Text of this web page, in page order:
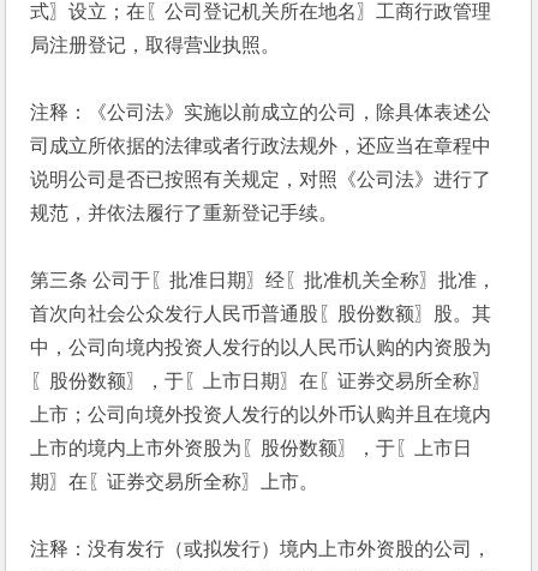
式〗设立；在〖公司登记机关所在地名〗工商行政管理
局注册登记，取得营业执照。
注释：《公司法》实施以前成立的公司，除具体表述公
司成立所依据的法律或者行政法规外，还应当在章程中
说明公司是否已按照有关规定，对照《公司法》进行了
规范，并依法履行了重新登记手续。
第三条 公司于〖批准日期〗经〖批准机关全称〗批准，
首次向社会公众发行人民币普通股〖股份数额〗股。其
中，公司向境内投资人发行的以人民币认购的内资股为
〖股份数额〗，于〖上市日期〗在〖证券交易所全称〗
上市；公司向境外投资人发行的以外币认购并且在境内
上市的境内上市外资股为〖股份数额〗，于〖上市日
期〗在〖证券交易所全称〗上市。
注释：没有发行（或拟发行）境内上市外资股的公司，